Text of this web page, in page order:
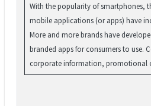
With the popularity of smartphones,
mobile applications (or apps) have
More and more brands have
branded apps for consumers to use.
corporate information, promotional